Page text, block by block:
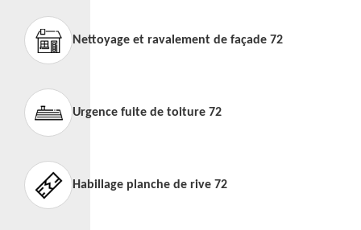
Nettoyage et ravalement de façade 72
Urgence fuite de toiture 72
Habillage planche de rive 72